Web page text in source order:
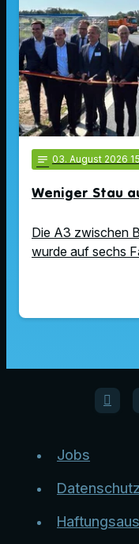
notes 03. August 2026
Weniger Stau
Die A3 zwischen
wurde auf sechs
Jobs
Datenschutz